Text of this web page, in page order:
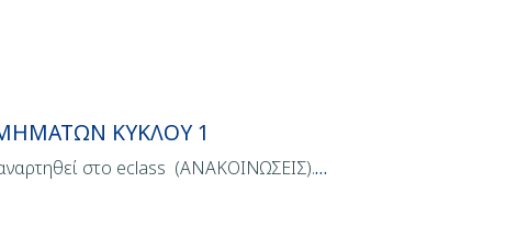
ΚΥΚΛΟΥ 1
στο eclass (ΑΝΑΚΟΙΝΩΣΕΙΣ).…